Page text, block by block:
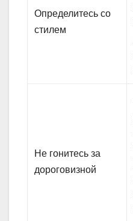
Определитесь со
стилем
Не гонитесь за
дороговизной